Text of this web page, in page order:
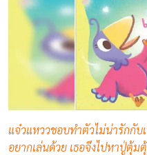
แจ๋วแหววชอบทำตัวไม่น่ารักกับ
อยากเล่นด้วย เธอจึงไปหาปู่ตุ้ม